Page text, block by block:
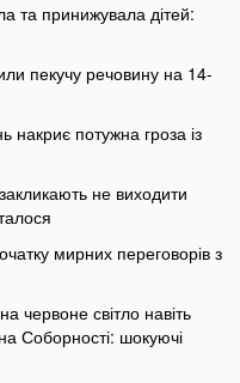
та принижувала дітей:
пекучу речовину на 14-
накриє потужна гроза із
не виходити
мирних переговорів з
червоне світло навіть
Соборності: шокуючі